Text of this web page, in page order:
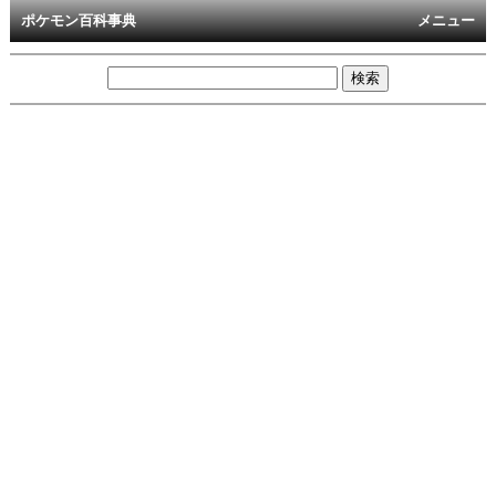
メニュー
ポケモン百科事典